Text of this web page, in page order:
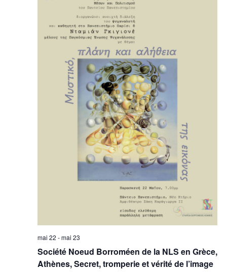
Société Noeud Borroméen de la NLS en Grèce,
Athènes, Secret, tromperie et vérité de l’image
mai 22 -mai 23